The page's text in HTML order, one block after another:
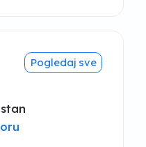
Pogledaj sve